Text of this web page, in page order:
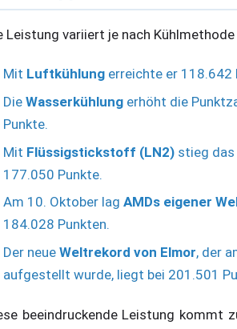
Leistung variiert je nach
Mit Luftkühlung erreichte er 118.642
Die Wasserkühlung erhöht die
Punkte.
Mit Flüssigstickstoff (LN2) stieg das
177.050 Punkte.
Am 10. Oktober lag AMDs eigener
184.028 Punkten.
Der neue Weltrekord von Elmor, der
aufgestellt wurde, liegt bei 201.501
beeindruckende Leistung kommt